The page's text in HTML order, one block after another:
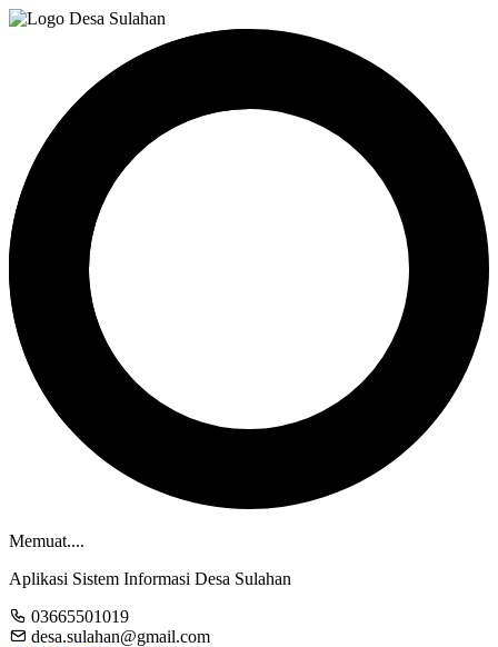
Memuat....
Aplikasi Sistem Informasi Desa Sulahan
03665501019
desa.sulahan@gmail.com